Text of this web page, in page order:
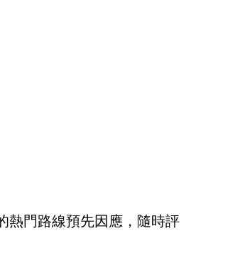
熱門路線預先因應，隨時評